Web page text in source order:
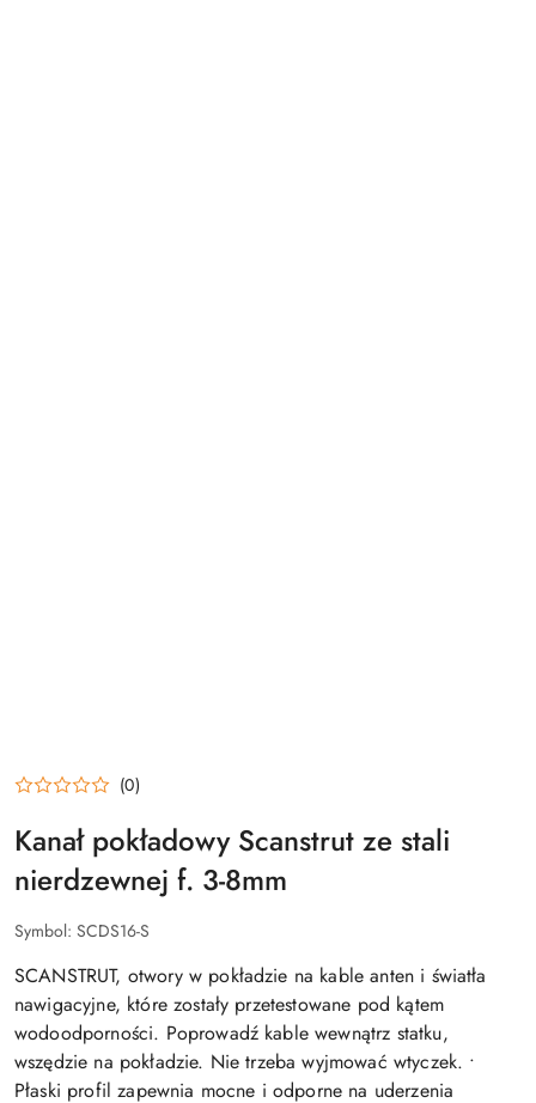
(0)
Kanał pokładowy Scanstrut ze stali
nierdzewnej f. 3-8mm
Symbol: SCDS16-S
SCANSTRUT, otwory w pokładzie na kable anten i światła
nawigacyjne, które zostały przetestowane pod kątem
wodoodporności. Poprowadź kable wewnątrz statku,
wszędzie na pokładzie. Nie trzeba wyjmować wtyczek. •
Płaski profil zapewnia mocne i odporne na uderzenia